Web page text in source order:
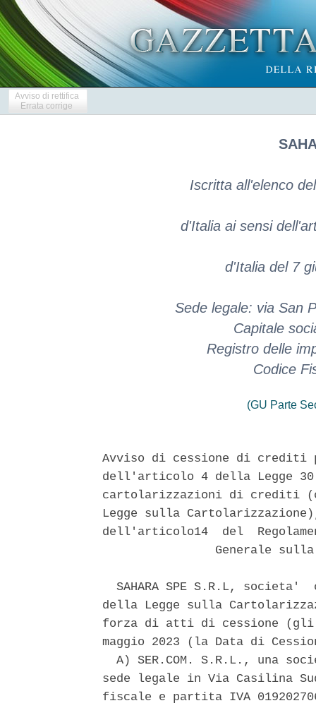
Avviso di rettifica
Errata corrige
Iscritta all'elenco
d'Italia ai sensi
d'Italia del 7
Sede legale: via San
Capitale
Registro delle
Codice
(GU Parte
Avviso di cessione di
dell'articolo 4 della Legge
cartolarizzazioni di crediti
Legge sulla
dell'articolo14  del
Generale
SAHARA SPE S.R.L, societa'
della Legge sulla
forza di atti di cessione (gli
maggio 2023 (la Data di
A) SER.COM. S.R.L., una
sede legale in Via Casilina
fiscale e partita IVA